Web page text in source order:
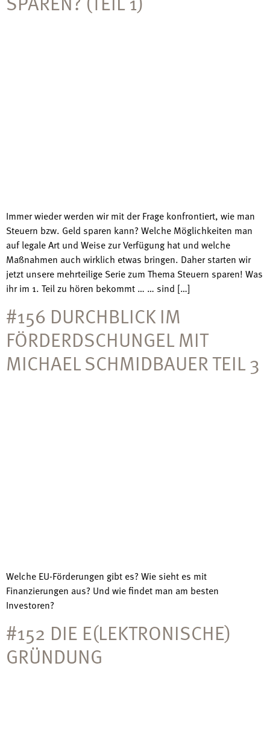
Immer wieder werden wir mit der Frage konfrontiert, wie man
Steuern bzw. Geld sparen kann? Welche Möglichkeiten man
auf legale Art und Weise zur Verfügung hat und welche
Maßnahmen auch wirklich etwas bringen. Daher starten wir
jetzt unsere mehrteilige Serie zum Thema Steuern sparen! Was
ihr im 1. Teil zu hören bekommt … … sind […]
#156 DURCHBLICK IM
FÖRDERDSCHUNGEL MIT
MICHAEL SCHMIDBAUER TEIL 3
Welche EU-Förderungen gibt es? Wie sieht es mit
Finanzierungen aus? Und wie findet man am besten
Investoren?
#152 DIE E(LEKTRONISCHE)
GRÜNDUNG